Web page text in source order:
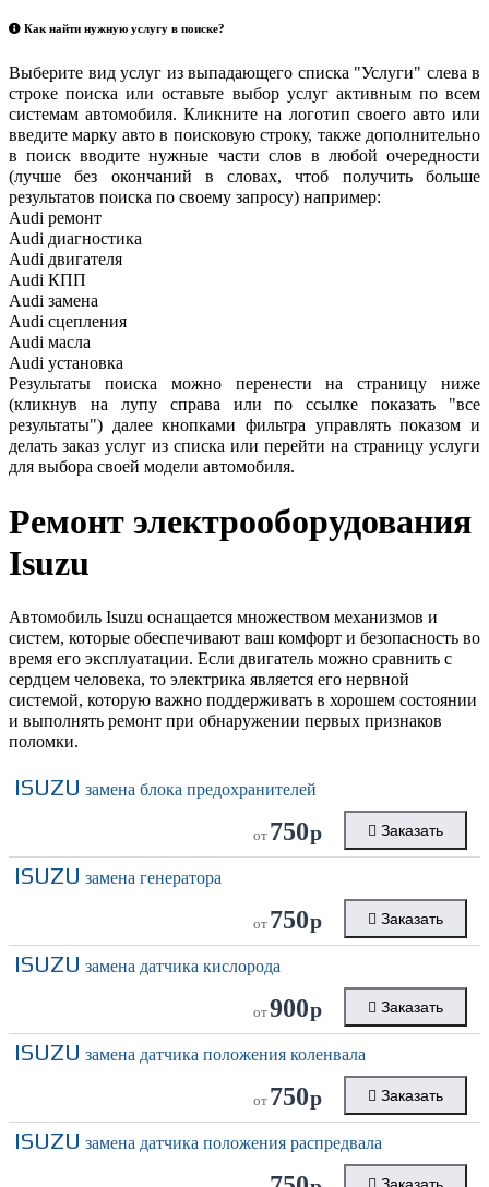
Как найти нужную услугу в поиске?
Выберите вид услуг из выпадающего списка "Услуги" слева в
строке поиска или оставьте выбор услуг активным по всем
системам автомобиля. Кликните на логотип своего авто или
введите марку авто в поисковую строку, также дополнительно
в поиск вводите нужные части слов в любой очередности
(лучше без окончаний в словах, чтоб получить больше
результатов поиска по своему запросу) например:
Audi ремонт
Audi диагностика
Audi двигателя
Audi КПП
Audi замена
Audi сцепления
Audi масла
Audi установка
Результаты поиска можно перенести на страницу ниже
(кликнув на лупу справа или по ссылке показать "все
результаты") далее кнопками фильтра управлять показом и
делать заказ услуг из списка или перейти на страницу услуги
для выбора своей модели автомобиля.
Ремонт электрооборудования
Isuzu
Автомобиль Isuzu оснащается множеством механизмов и
систем, которые обеспечивают ваш комфорт и безопасность во
время его эксплуатации. Если двигатель можно сравнить с
сердцем человека, то электрика является его нервной
системой, которую важно поддерживать в хорошем состоянии
и выполнять ремонт при обнаружении первых признаков
поломки.
ISUZU замена блока предохранителей
от 750р Заказать
ISUZU замена генератора
от 750р Заказать
ISUZU замена датчика кислорода
от900р Заказать
ISUZU замена датчика положения коленвала
от 750р Заказать
ISUZU замена датчика положения распредвала